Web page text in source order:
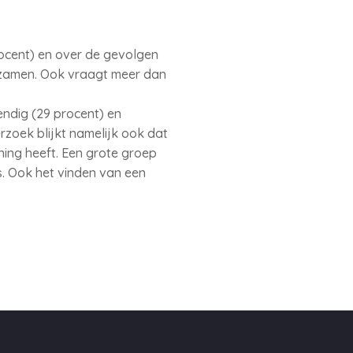
en over de gevolgen
Ook vraagt meer dan
(29 procent) en
blijkt namelijk ook dat
heeft. Een grote groep
Ook het vinden van een